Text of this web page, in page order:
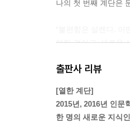
나의 첫 번째 계단은
체될 것이고, 새로운
금도 무섭지 않았다.
밤하늘에 별들의 강
확히 알았다. 그건 사
출판사 리뷰
[열한 계단]
2015년, 2016년 인문
한 명의 새로운 지식